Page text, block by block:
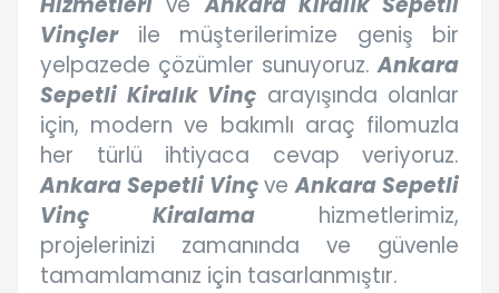
Vinçlerile müşterilerimize geniş bir
yelpazede çözümler sunuyoruz.Ankara
Sepetli Kiralık Vinç arayışında olanlar
için, modern ve bakımlı araç filomuzla
her türlü ihtiyaca cevap veriyoruz.
Ankara Sepetli VinçveAnkara Sepetli
Vinç Kiralamahizmetlerimiz,
projelerinizi zamanında ve güvenle
tamamlamanız için tasarlanmıştır.